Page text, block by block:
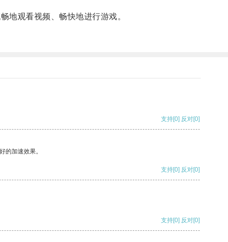
观看视频、畅快地进行游戏。
支持[0] 反对[0]
的加速效果。
支持[0] 反对[0]
支持[0] 反对[0]